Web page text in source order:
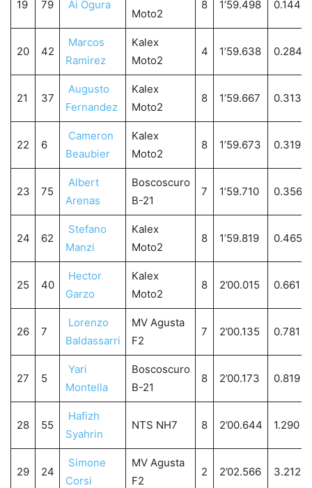
19 79 Ai Ogura
Moto2
8 1’59.498 0.144
20 42
Marcos
Ramirez
Kalex
Moto2
4 1’59.638 0.284
21 37
Augusto
Fernandez
Kalex
Moto2
8 1’59.667 0.313
22 6
Cameron
Beaubier
Kalex
Moto2
8 1’59.673 0.319
23 75
Albert
Arenas
Boscoscuro
B-21
7 1’59.710 0.356
24 62
Stefano
Manzi
Kalex
Moto2
8 1’59.819 0.465
25 40
Hector
Garzo
Kalex
Moto2
8 2’00.015 0.661
26 7
Lorenzo
Baldassarri
MV Agusta
F2
7 2’00.135 0.781
27 5
Yari
Montella
Boscoscuro
B-21
8 2’00.173 0.819
28 55
Hafizh
Syahrin
NTS NH7 8 2’00.644 1.290
29 24
Simone
Corsi
MV Agusta
F2
2 2’02.566 3.212